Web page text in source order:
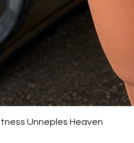
Unneples Heaven